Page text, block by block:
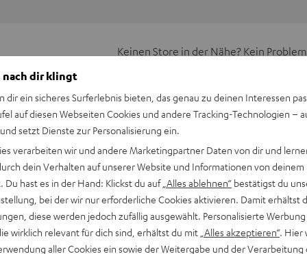
Keinen Store in der Nähe? Kein
für die Gesamtklangqualität eines Heimkino-Sets.
dort, wo eine optimale Klangqualität erreicht wird. Die
nach dir klingt
dir ein sicheres Surferlebnis bieten, das genau zu deinen Interessen
auf diesen Webseiten Cookies und andere Tracking-Technologien –
setzt Dienste zur Personalisierung ein.
verarbeiten wir und andere Marketingpartner Daten von dir und
dein Verhalten auf unserer Website und Informationen von deinem
Du hast es in der Hand: Klickst du auf „Alles ablehnen“ bestätigst du
bei der wir nur erforderliche Cookies aktivieren. Damit erhältst
diese werden jedoch zufällig ausgewählt. Personalisierte
wirklich relevant für dich sind, erhältst du mit „Alles akzeptieren“. Hier
aller Cookies ein sowie der Weitergabe und der Verarbeitung